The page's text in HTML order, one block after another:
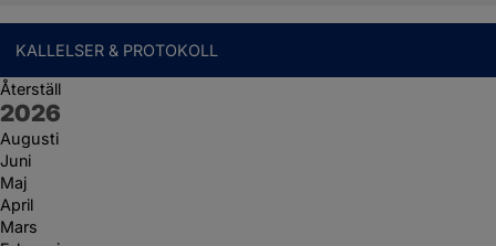
KALLELSER & PROTOKOLL
Återställ
År:
2026
Augusti
Juni
Maj
April
Mars